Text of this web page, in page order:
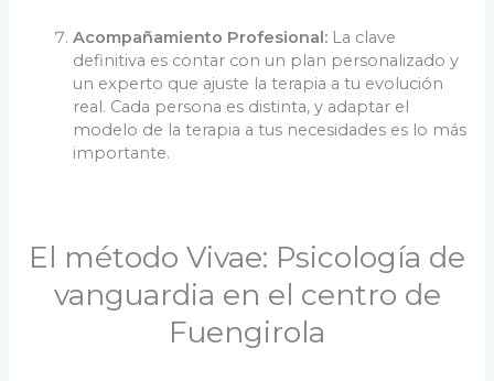
Acompañamiento Profesional: La clave
definitiva es contar con un plan personalizado y
un experto que ajuste la terapia a tu evolución
real. Cada persona es distinta, y adaptar el
modelo de la terapia a tus necesidades es lo más
importante.
El método Vivae: Psicología de
vanguardia en el centro de
Fuengirola